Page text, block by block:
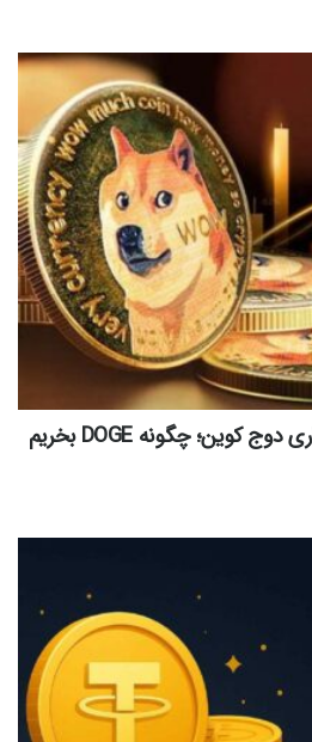
بهترین روش خرید و نگهداری دوج کوین؛ چگونه DOGE بخریم